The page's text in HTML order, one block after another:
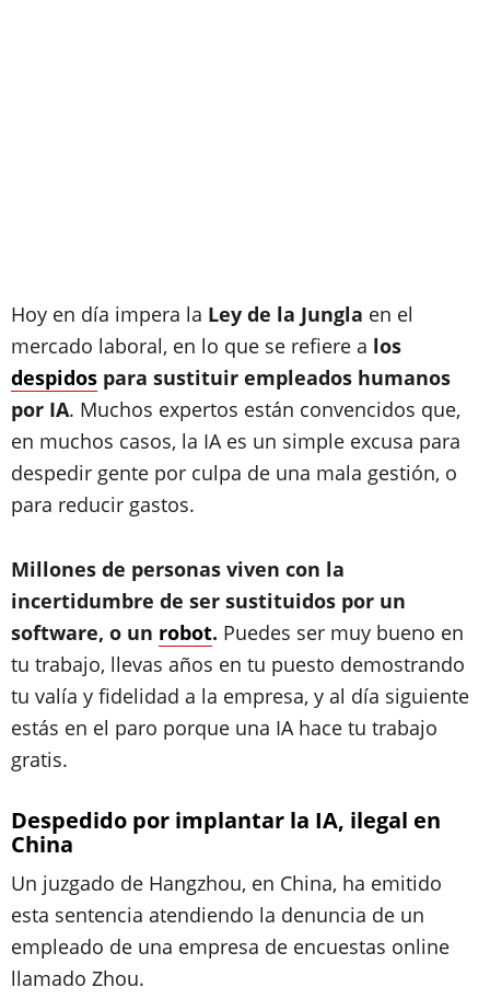
Hoy en día impera la Ley de la Jungla en el
mercado laboral, en lo que se refiere a los
despidos para sustituir empleados humanos
por IA. Muchos expertos están convencidos que,
en muchos casos, la IA es un simple excusa para
despedir gente por culpa de una mala gestión, o
para reducir gastos.
Millones de personas viven con la
incertidumbre de ser sustituidos por un
software, o un robot. Puedes ser muy bueno en
tu trabajo, llevas años en tu puesto demostrando
tu valía y fidelidad a la empresa, y al día siguiente
estás en el paro porque una IA hace tu trabajo
gratis.
Despedido por implantar la IA, ilegal en
China
Un juzgado de Hangzhou, en China, ha emitido
esta sentencia atendiendo la denuncia de un
empleado de una empresa de encuestas online
llamado Zhou.